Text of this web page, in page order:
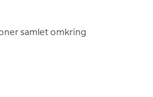
samlet omkring